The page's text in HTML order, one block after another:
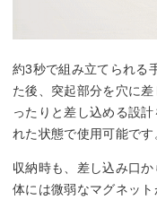
約3秒で組み立てられる
た後、突起部分を穴に
ったりと差し込める設
れた状態で使用可能です
収納時も、差し込み口
体には微弱なマグネッ